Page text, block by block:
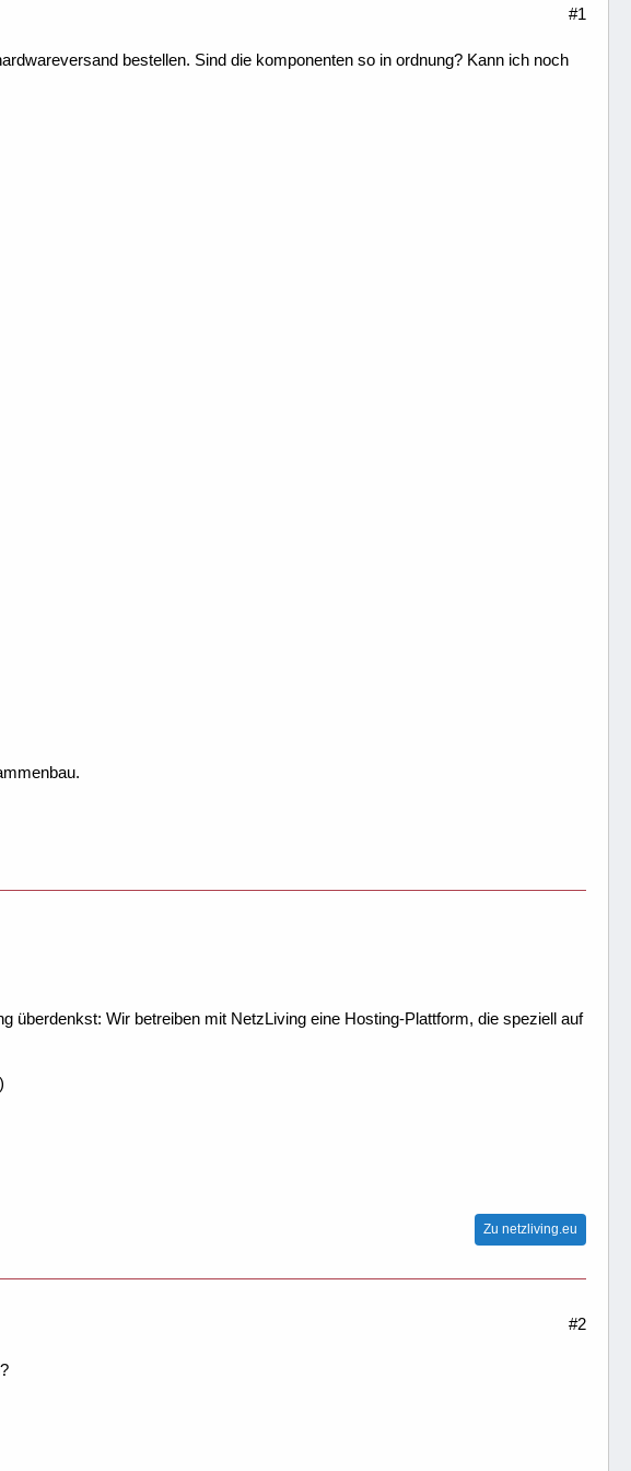
#1
bestellen. Sind die komponenten so in ordnung? Kann ich noch
überdenkst: Wir betreiben mit NetzLiving eine Hosting-Plattform, die speziell auf
Zu netzliving.eu
#2